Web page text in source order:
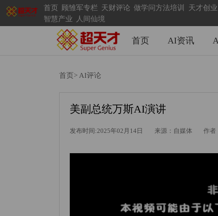
首页 顾雏军专栏 天财评论 做学问方法培训 天才创业
智慧产业
人间仙境
首页 AI资讯
首页> AI评论
美副总统万斯AI演讲
发布时间:2025年02月14日 来源：自媒体 作者